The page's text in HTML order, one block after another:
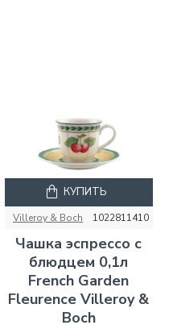
Villeroy & Boch 1022811410
Чашка эспрессо с
блюдцем 0,1л
French Garden
Fleurence Villeroy &
Boch
КУПИТЬ